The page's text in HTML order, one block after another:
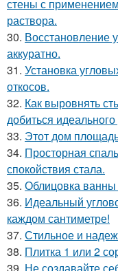
стены с
раствора.
30. Восстановление
аккуратно.
31. Установка
откосов.
32. Как выровнять
добиться идеального
33. Этот дом
34. Просторная
спокойствия стала.
35. Облицовка ванны
36. Идеальный
каждом сантиметре!
37. Стильное и
38. Плитка 1 или 2
39. Не создавайте